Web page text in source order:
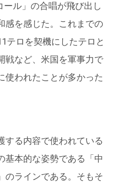
ール」の合唱が飛び出し
感を感じた。これまでの
テロを契機にしたテロと
戦など、米国を軍事力で
使われたことが多かった
する内容で使われている
基本的な姿勢である「中
のラインである。そもそ